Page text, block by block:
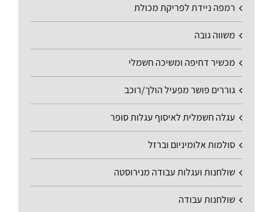
רמפה ניידת לפריקת מכולת
משווה גובה
מכשיר דחיפה ומשיכה חשמלי
גוררים פושר מפעיל הולך/רוכב
עגלה חשמלית לאיסוף עגלות סופר
סולמות אלומיניום וברזל
שולחנות ועגלות עבודה מנירוסטה
שולחנות עבודה